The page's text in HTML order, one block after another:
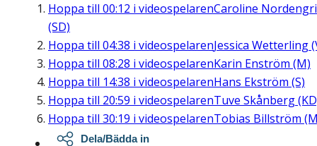
Hoppa till 00:12 i videospelarenCaroline
(SD)
Hoppa till 04:38 i videospelarenJessica Wetterling
Hoppa till 08:28 i videospelarenKarin Enström (M)
Hoppa till 14:38 i videospelarenHans Ekström (S)
Hoppa till 20:59 i videospelarenTuve Skånberg
Hoppa till 30:19 i videospelarenTobias Billström
Dela/Bädda in